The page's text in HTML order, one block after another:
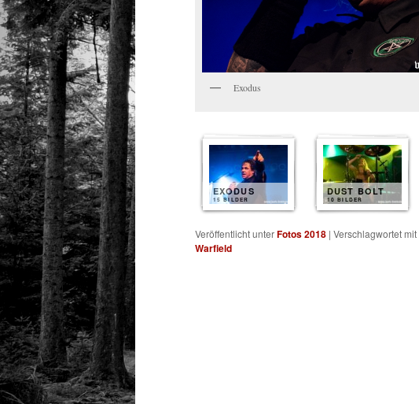
Exodus
EXODUS
15 BILDER
DUST BOLT
10 BILDER
Veröffentlicht unterFotos 2018 | Verschlagwortet mit
Warfield